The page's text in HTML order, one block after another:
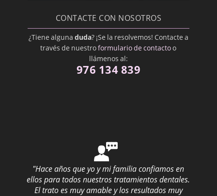
Oseointegración
Osteoplastía
Prostodoncista
Prótesis Dental
CONTACTE CON NOSOTROS
¿Tiene alguna duda? ¡Se la resolvemos! Contacte a
través de nuestroformulario de contactoo
llámenos al:
976 134 839
"Hace años que yo y mi familia confiamos en
ellos para todos nuestros tratamientos dentales.
El trato es muy amable y los resultados muy